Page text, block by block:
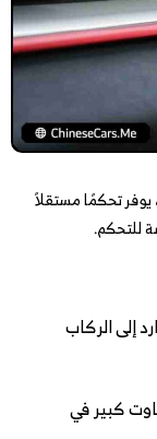
يوفر تحكمًا مستقلاً
للتحكم.
إلى الركاب
كبير في